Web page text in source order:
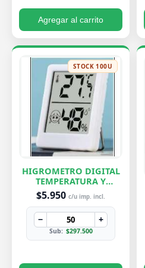
Agregar al carrito
STOCK 100U
HIGROMETRO DIGITAL
TEMPERATURA Y
HUMEDAD
$5.950 c/u imp. incl.
− +
Sub: $297.500